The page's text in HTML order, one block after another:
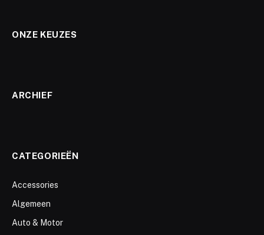
ONZE KEUZES
ARCHIEF
CATEGORIEËN
Accessories
Algemeen
Auto & Motor